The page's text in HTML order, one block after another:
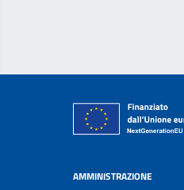
AMMINISTRAZIONE